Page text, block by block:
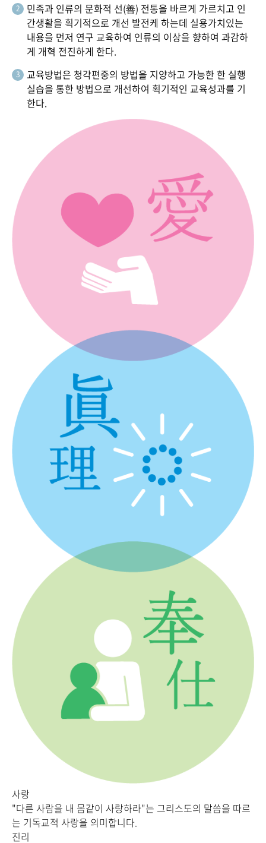
2
민족과 인류의 문화적 선(善) 전통을 바르게 가르치고 인
간생활을 획기적으로 개선 발전케 하는데 실용가치있는
내용을 먼저 연구 교육하여 인류의 이상을 향하여 과감하
게 개혁 전진하게 한다.
3
교육방법은 청각편중의 방법을 지양하고 가능한 한 실행
실습을 통한 방법으로 개선하여 획기적인 교육성과를 기
한다.
사랑
"다른 사람을 내 몸같이 사랑하라"는 그리스도의 말씀을 따르
는 기독교적 사랑을 의미합니다.
진리